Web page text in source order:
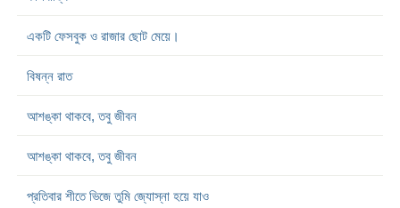
একটি ফেসবুক ও রাজার ছোট মেয়ে।
বিষন্ন রাত
আশঙ্কা থাকবে, তবু জীবন
আশঙ্কা থাকবে, তবু জীবন
প্রতিবার শীতে ভিজে তুমি জ্যোস্না হয়ে যাও